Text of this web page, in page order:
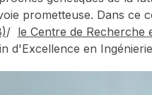
prometteuse. Dans ce
/ le Centre de Recherche
d'Excellence en